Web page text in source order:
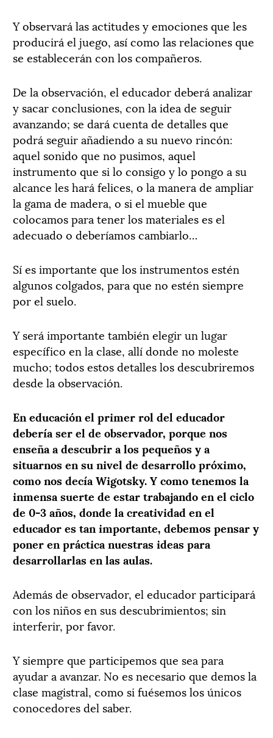
Y observará las actitudes y emociones que les
producirá el juego, así como las relaciones que
se establecerán con los compañeros.
De la observación, el educador deberá analizar
y sacar conclusiones, con la idea de seguir
avanzando; se dará cuenta de detalles que
podrá seguir añadiendo a su nuevo rincón:
aquel sonido que no pusimos, aquel
instrumento que si lo consigo y lo pongo a su
alcance les hará felices, o la manera de ampliar
la gama de madera, o si el mueble que
colocamos para tener los materiales es el
adecuado o deberíamos cambiarlo…
Sí es importante que los instrumentos estén
algunos colgados, para que no estén siempre
por el suelo.
Y será importante también elegir un lugar
específico en la clase, allí donde no moleste
mucho; todos estos detalles los descubriremos
desde la observación.
En educación el primer rol del educador
debería ser el de observador, porque nos
enseña a descubrir a los pequeños y a
situarnos en su nivel de desarrollo próximo,
como nos decía Wigotsky. Y como tenemos la
inmensa suerte de estar trabajando en el ciclo
de 0-3 años, donde la creatividad en el
educador es tan importante, debemos pensar y
poner en práctica nuestras ideas para
desarrollarlas en las aulas.
Además de observador, el educador participará
con los niños en sus descubrimientos; sin
interferir, por favor.
Y siempre que participemos que sea para
ayudar a avanzar. No es necesario que demos la
clase magistral, como si fuésemos los únicos
conocedores del saber.